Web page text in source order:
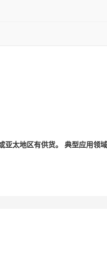
太地区有供货。 典型应用领